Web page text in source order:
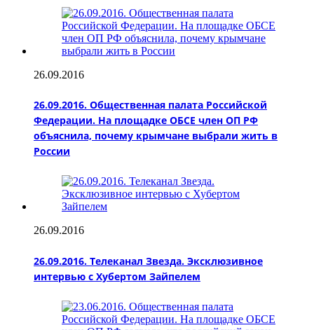
26.09.2016
26.09.2016. Общественная палата Российской
Федерации. На площадке ОБСЕ член ОП РФ
объяснила, почему крымчане выбрали жить в
России
26.09.2016
26.09.2016. Телеканал Звезда. Эксклюзивное
интервью с Хубертом Зайпелем